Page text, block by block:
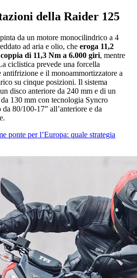
della Raider 125
da un motore monocilindrico a 4
ad aria e olio, che eroga 11,2
di 11,3 Nm a 6.000 giri, mentre
ciclistica prevede una forcella
antifrizione e il monoammortizzatore a
su cinque posizioni. Il sistema
disco anteriore da 240 mm e di un
130 mm con tecnologia Syncro
80/100-17” all’anteriore e da
ponte per l’Europa: quale strategia